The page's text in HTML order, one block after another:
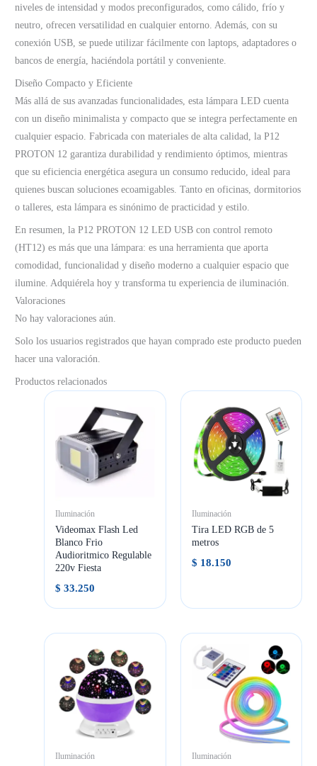
niveles de intensidad y modos preconfigurados, como cálido, frío y
neutro, ofrecen versatilidad en cualquier entorno. Además, con su
conexión USB, se puede utilizar fácilmente con laptops, adaptadores o
bancos de energía, haciéndola portátil y conveniente.
Diseño Compacto y Eficiente
Más allá de sus avanzadas funcionalidades, esta lámpara LED cuenta
con un diseño minimalista y compacto que se integra perfectamente en
cualquier espacio. Fabricada con materiales de alta calidad, la P12
PROTON 12 garantiza durabilidad y rendimiento óptimos, mientras
que su eficiencia energética asegura un consumo reducido, ideal para
quienes buscan soluciones ecoamigables. Tanto en oficinas, dormitorios
o talleres, esta lámpara es sinónimo de practicidad y estilo.
En resumen, la P12 PROTON 12 LED USB con control remoto
(HT12) es más que una lámpara: es una herramienta que aporta
comodidad, funcionalidad y diseño moderno a cualquier espacio que
ilumine. Adquiérela hoy y transforma tu experiencia de iluminación.
Valoraciones
No hay valoraciones aún.
Solo los usuarios registrados que hayan comprado este producto pueden
hacer una valoración.
Productos relacionados
Iluminación
Videomax Flash Led
Blanco Frio
Audioritmico Regulable
220v Fiesta
$ 33.250
Iluminación
Tira LED RGB de 5
metros
$ 18.150
Iluminación Iluminación